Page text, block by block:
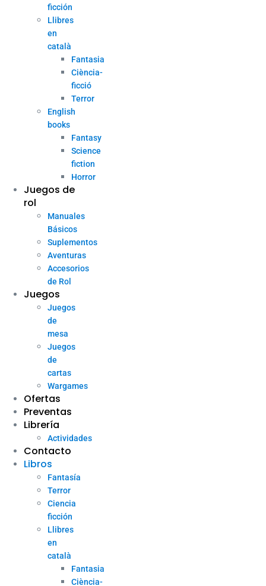
ficción
Llibres
en
català
Fantasia
Ciència-
ficció
Terror
English
books
Fantasy
Science
fiction
Horror
Juegos de
rol
Manuales
Básicos
Suplementos
Aventuras
Accesorios
de Rol
Juegos
Juegos
de
mesa
Juegos
de
cartas
Wargames
Ofertas
Preventas
Librería
Actividades
Contacto
Libros
Fantasía
Terror
Ciencia
ficción
Llibres
en
català
Fantasia
Ciència-